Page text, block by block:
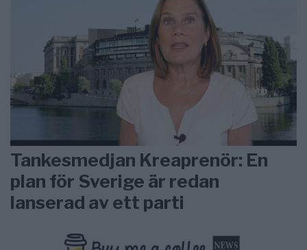
Tankesmedjan Kreaprenör: En
plan för Sverige är redan
lanserad av ett parti